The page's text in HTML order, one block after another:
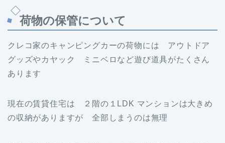
荷物の保管について
クレコ家のキャンピングカーの荷物には アウトドア
グッズやカヤック ミニベロなど遊び道具がたくさん
あります
現在の賃貸住宅は ２階の１LDK マンションは大きめ
の収納がありますが 全部しまうのは無理